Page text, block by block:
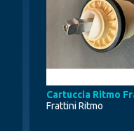
Cartuccia Ritmo
Frattini